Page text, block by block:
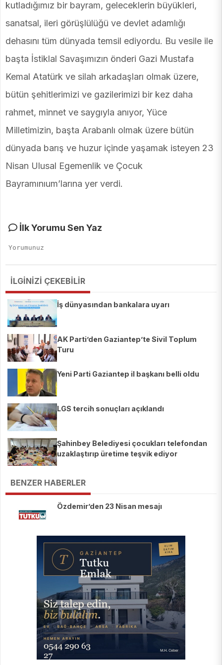
kutladığımız bir bayram, geleceklerin büyükleri,
sanatsal, ileri görüşlülüğü ve devlet adamlığı
dehasını tüm dünyada temsil ediyordu. Bu vesile ile
başta İstiklal Savaşımızın önderi Gazi Mustafa
Kemal Atatürk ve silah arkadaşları olmak üzere,
bütün şehitlerimizi ve gazilerimizi bir kez daha
rahmet, minnet ve saygıyla anıyor, Yüce
Milletimizin, başta Arabanlı olmak üzere bütün
dünyada barış ve huzur içinde yaşamak isteyen 23
Nisan Ulusal Egemenlik ve Çocuk
Bayramınıum’larına yer verdi.
İlk Yorumu Sen Yaz
İLGİNİZİ ÇEKEBİLİR
İş dünyasından bankalara uyarı
AK Parti’den Gaziantep’te Sivil Toplum
Turu
Yeni Parti Gaziantep il başkanı belli oldu
LGS tercih sonuçları açıklandı
Şahinbey Belediyesi çocukları telefondan
uzaklaştırıp üretime teşvik ediyor
BENZER HABERLER
Özdemir’den 23 Nisan mesajı